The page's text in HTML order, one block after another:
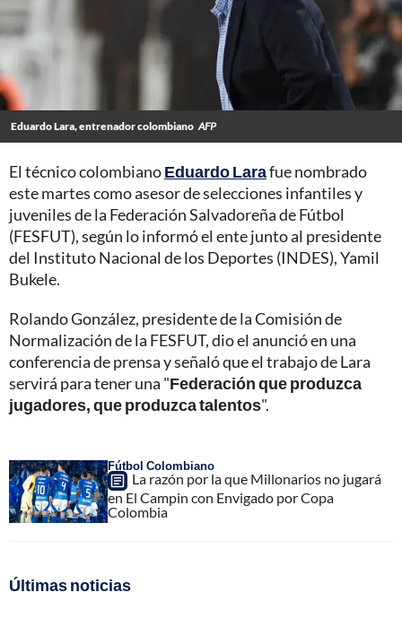
Eduardo Lara, entrenador colombiano AFP
El técnico colombianoEduardo Larafue nombrado
este martes como asesor de selecciones infantiles y
juveniles de la Federación Salvadoreña de Fútbol
(FESFUT), según lo informó el ente junto al presidente
del Instituto Nacional de los Deportes (INDES), Yamil
Bukele.
Rolando González, presidente de la Comisión de
Normalización de la FESFUT, dio el anunció en una
conferencia de prensa y señaló que el trabajo de Lara
servirá para tener una "Federación que produzca
jugadores, que produzca talentos".
Fútbol Colombiano
La razón por la que Millonarios no jugará
en El Campin con Envigado por Copa
Colombia
Últimas noticias